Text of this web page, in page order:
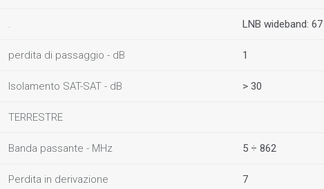
. LNB wideband: 67
perdita di passaggio - dB 1
Isolamento SAT-SAT - dB > 30
TERRESTRE
Banda passante - MHz 5 ÷ 862
Perdita in derivazione 7